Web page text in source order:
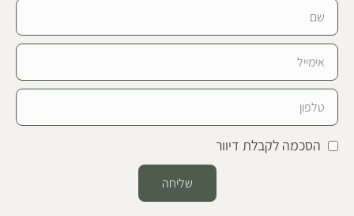
הסכמה לקבלת דיוור
שליחה